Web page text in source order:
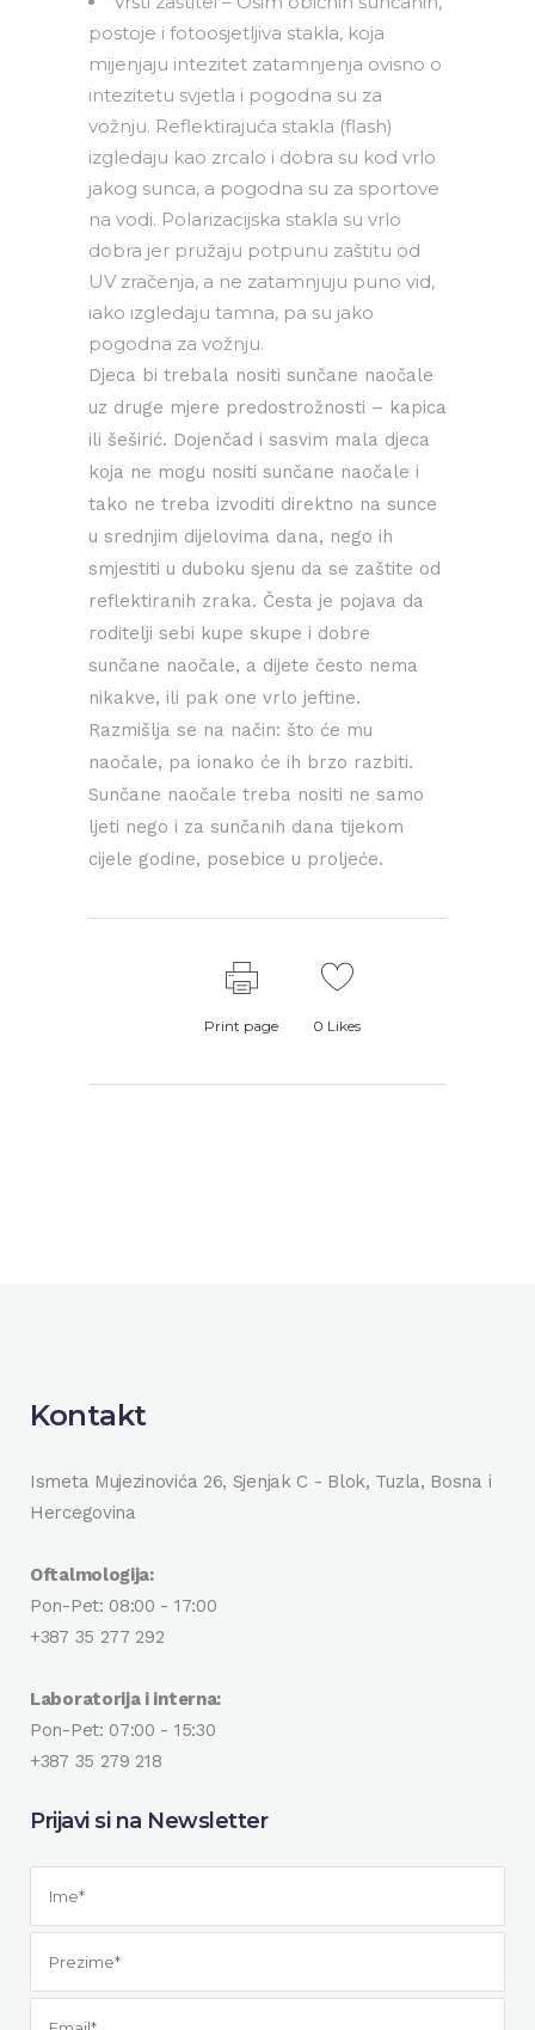
postoje i fotoosjetljiva stakla, koja
mijenjaju intezitet zatamnjenja ovisno o
intezitetu svjetla i pogodna su za
vožnju. Reflektirajuća stakla (flash)
izgledaju kao zrcalo i dobra su kod vrlo
jakog sunca, a pogodna su za sportove
na vodi. Polarizacijska stakla su vrlo
dobra jer pružaju potpunu zaštitu od
UV zračenja, a ne zatamnjuju puno vid,
iako izgledaju tamna, pa su jako
pogodna za vožnju.
Djeca bi trebala nositi sunčane naočale
uz druge mjere predostrožnosti – kapica
ili šeširić. Dojenčad i sasvim mala djeca
koja ne mogu nositi sunčane naočale i
tako ne treba izvoditi direktno na sunce
u srednjim dijelovima dana, nego ih
smjestiti u duboku sjenu da se zaštite od
reflektiranih zraka. Česta je pojava da
roditelji sebi kupe skupe i dobre
sunčane naočale, a dijete često nema
nikakve, ili pak one vrlo jeftine.
Razmišlja se na način: što će mu
naočale, pa ionako će ih brzo razbiti.
Sunčane naočale treba nositi ne samo
ljeti nego i za sunčanih dana tijekom
cijele godine, posebice u proljeće.
Print page 0 Likes
Kontakt
Ismeta Mujezinovića 26, Sjenjak C - Blok, Tuzla, Bosna i
Hercegovina
Oftalmologija:
Pon-Pet: 08:00 - 17:00
+387 35 277 292
Laboratorija i interna:
Pon-Pet: 07:00 - 15:30
+387 35 279 218
Prijavi si na Newsletter